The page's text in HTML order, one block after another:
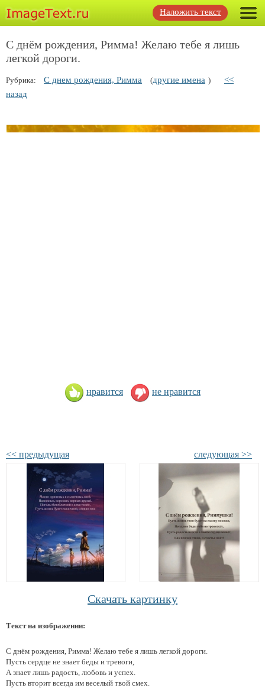
Наложить текст
С днём рождения, Римма! Желаю тебе я лишь
легкой дороги.
Рубрика: С днем рождения, Римма (другие имена )
<<
назад
нравится не нравится
<< предыдущая следующая >>
Скачать картинку
Текст на изображении:
С днём рождения, Римма! Желаю тебе я лишь легкой дороги.
Пусть сердце не знает беды и тревоги,
А знает лишь радость, любовь и успех.
Пусть вторит всегда им веселый твой смех.